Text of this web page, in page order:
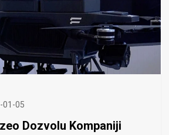
01-05
Dozvolu Kompaniji